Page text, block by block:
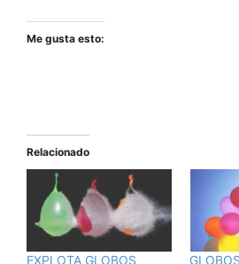
Me gusta esto:
Relacionado
EXPLOTA GLOBOS GLOBOS